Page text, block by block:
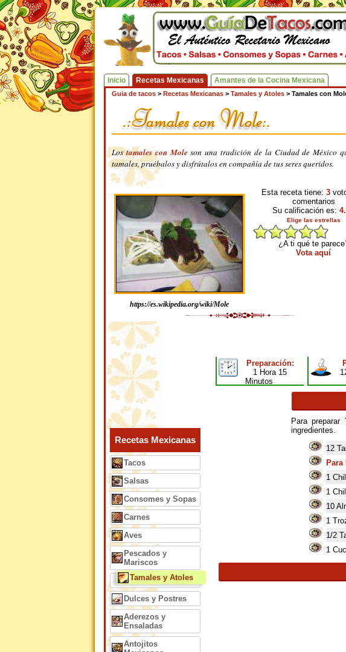
Inicio Recetas Mexicanas Amantes de la Cocina Mexicana
Guia de tacos > Recetas Mexicanas > Tamales y Atoles > Tamales con
Lostamales con Moleson una tradición de la Ciudad de México
tamales, pruébalos y disfrútalos en compañía de tus seres queridos.
https://es.wikipedia.org/wiki/Mole
Esta receta tiene: 3
comentarios
Su calificación es:
Elige las estrellas
¿A ti qué te
Vota aquí
Preparación:
1 Hora 15
Minutos
Para preparar
ingredientes.
12
Para
1
1
10
1
1/2
1
Recetas Mexicanas
Tacos
Salsas
Consomes y Sopas
Carnes
Aves
Pescados y
Mariscos
Tamales y Atoles
Dulces y Postres
Aderezos y
Ensaladas
Antojitos